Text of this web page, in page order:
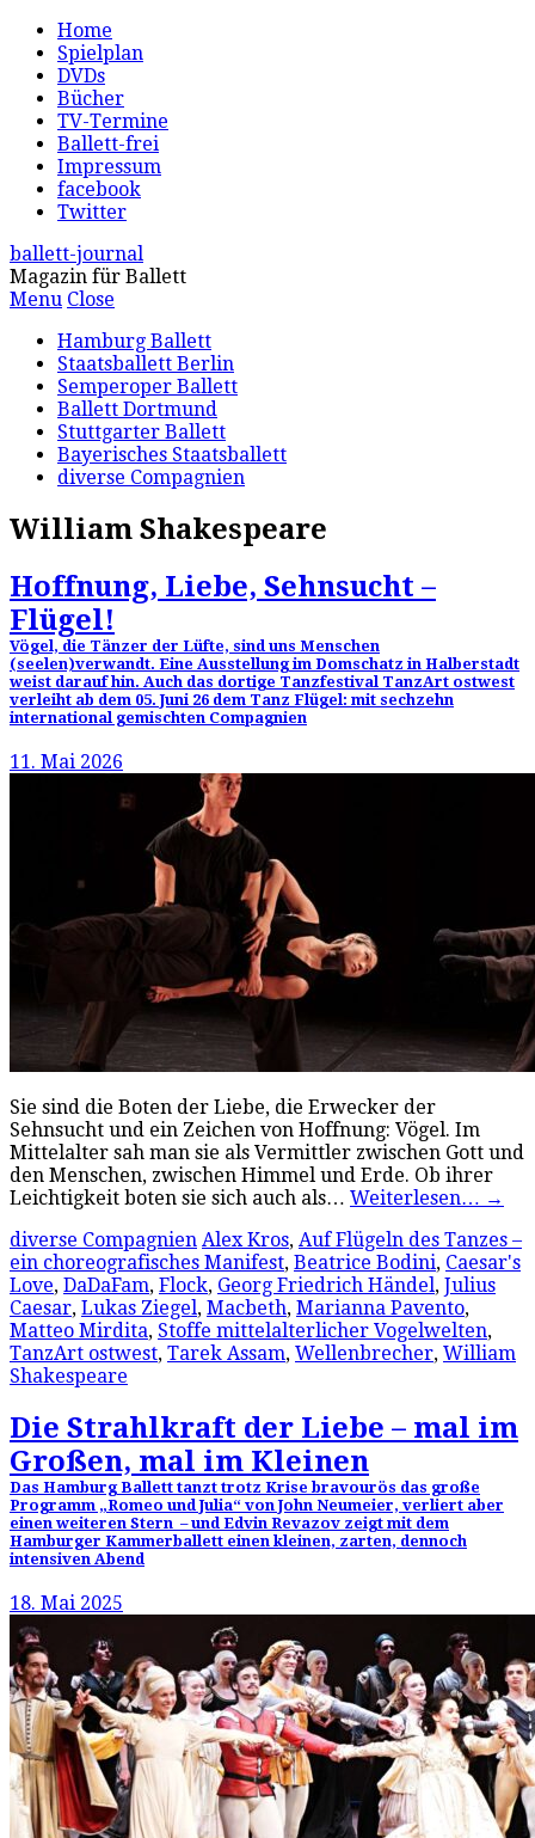
Home
Spielplan
DVDs
Bücher
TV-Termine
Ballett-frei
Impressum
facebook
Twitter
ballett-journal
Magazin für Ballett
Menu Close
Hamburg Ballett
Staatsballett Berlin
Semperoper Ballett
Ballett Dortmund
Stuttgarter Ballett
Bayerisches Staatsballett
diverse Compagnien
William Shakespeare
Hoffnung, Liebe, Sehnsucht –
Flügel!
Vögel, die Tänzer der Lüfte, sind uns Menschen
(seelen)verwandt. Eine Ausstellung im Domschatz in Halberstadt
weist darauf hin. Auch das dortige Tanzfestival TanzArt ostwest
verleiht ab dem 05. Juni 26 dem Tanz Flügel: mit sechzehn
international gemischten Compagnien
11. Mai 2026
Sie sind die Boten der Liebe, die Erwecker der
Sehnsucht und ein Zeichen von Hoffnung: Vögel. Im
Mittelalter sah man sie als Vermittler zwischen Gott und
den Menschen, zwischen Himmel und Erde. Ob ihrer
Leichtigkeit boten sie sich auch als… Weiterlesen… →
diverse Compagnien Alex Kros, Auf Flügeln des Tanzes –
ein choreografisches Manifest, Beatrice Bodini, Caesar's
Love, DaDaFam, Flock, Georg Friedrich Händel, Julius
Caesar, Lukas Ziegel, Macbeth, Marianna Pavento,
Matteo Mirdita, Stoffe mittelalterlicher Vogelwelten,
TanzArt ostwest, Tarek Assam, Wellenbrecher, William
Shakespeare
Die Strahlkraft der Liebe – mal im
Großen, mal im Kleinen
Das Hamburg Ballett tanzt trotz Krise bravourös das große
Programm „Romeo und Julia“ von John Neumeier, verliert aber
einen weiteren Stern – und Edvin Revazov zeigt mit dem
Hamburger Kammerballett einen kleinen, zarten, dennoch
intensiven Abend
18. Mai 2025